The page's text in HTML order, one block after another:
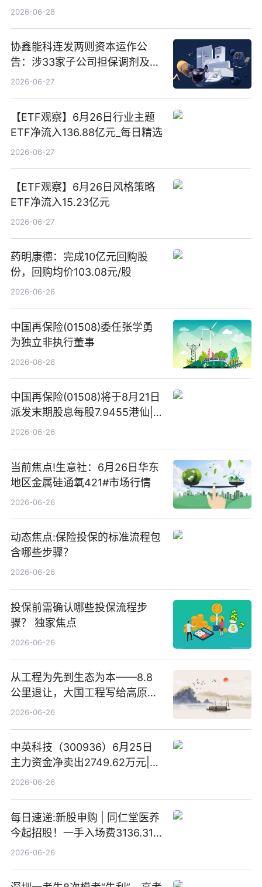
向拼服务
2026-06-28
协鑫能科连发两则资本运作公
告：涉33家子公司担保调剂及10
亿元产业基金设立
2026-06-27
【ETF观察】6月26日行业主题
ETF净流入136.88亿元_每日精选
2026-06-27
【ETF观察】6月26日风格策略
ETF净流入15.23亿元
2026-06-27
药明康德：完成10亿元回购股
份，回购均价103.08元/股
2026-06-26
中国再保险(01508)委任张学勇
为独立非执行董事
2026-06-26
中国再保险(01508)将于8月21日
派发末期股息每股7.9455港仙|
看点
2026-06-26
当前焦点!生意社：6月26日华东
地区金属硅通氧421#市场行情
2026-06-26
动态焦点:保险投保的标准流程包
含哪些步骤？
2026-06-26
投保前需确认哪些投保流程步
骤？ 独家焦点
2026-06-26
从工程为先到生态为本——8.8
公里退让，大国工程写给高原生
灵的温柔情书
2026-06-26
中英科技（300936）6月25日
主力资金净卖出2749.62万元|每
日速看
2026-06-26
每日速递:新股申购 | 同仁堂医养
今起招股！一手入场费3136.31
港元
2026-06-26